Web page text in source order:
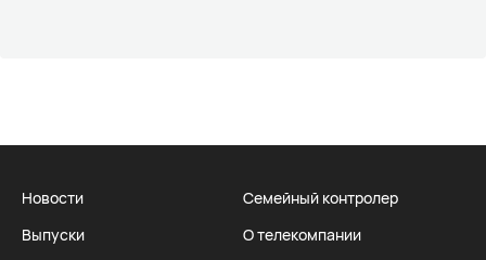
Новости
Выпуски
Семейный контролер
О телекомпании